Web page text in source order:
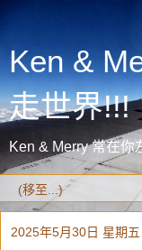
Ken &
走世界!!!
Ken & Merry 常在你
2025年5月30日 星期五